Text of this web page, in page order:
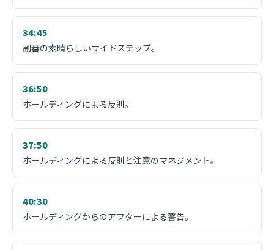
34:45
副審の素晴らしいサイドステップ。
36:50
ホールディングによる反則。
37:50
ホールディングによる反則と注意のマネジメント。
40:30
ホールディングからのアフターによる警告。